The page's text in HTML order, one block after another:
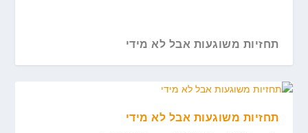
תחזיות משוגעות אבל לא מידי
תחזיות משוגעות אבל לא מידי